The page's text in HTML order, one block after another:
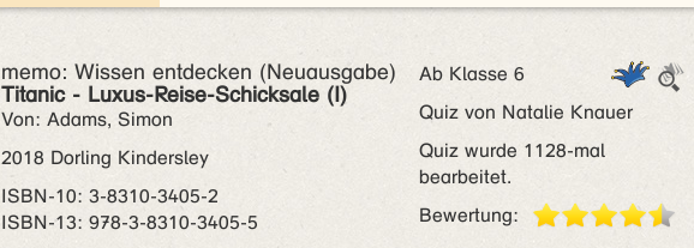
memo: Wissen entdecken (Neuausgabe)
Titanic - Luxus-Reise-Schicksale (I)
Von: Adams, Simon
2018 Dorling Kindersley
ISBN‑10: 3-8310-3405-2
ISBN‑13: 978-3-8310-3405-5
Ab Klasse 6
Quiz von Natalie Knauer
Quiz wurde 1128-mal
bearbeitet.
Bewertung: